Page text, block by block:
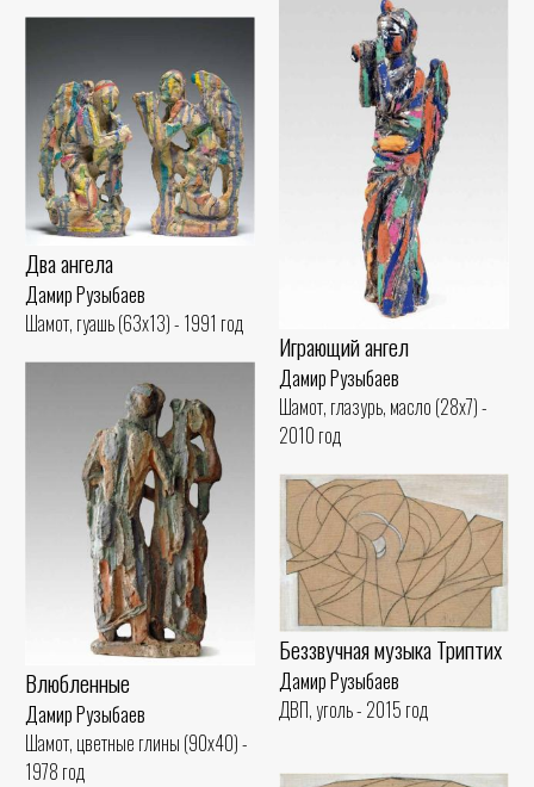
Играющий ангел
Дамир Рузыбаев
Шамот, глазурь, масло (28x7) -
2010 год
Два ангела
Дамир Рузыбаев
Шамот, гуашь (63x13) - 1991 год
Влюбленные
Дамир Рузыбаев
Шамот, цветные глины (90x40) -
1978 год
Беззвучная музыка Триптих
Дамир Рузыбаев
ДВП, уголь - 2015 год